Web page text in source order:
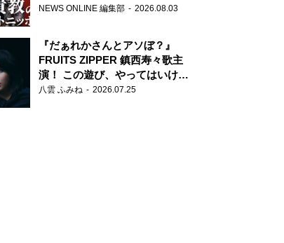
場！
NEWS ONLINE 編集部 2026.08.03
『だぁれかさんとアソぼ？』
FRUITS ZIPPER 鎮西寿々歌主
演！ この遊び、やってはいけま
せん。
八雲 ふみね 2026.07.25